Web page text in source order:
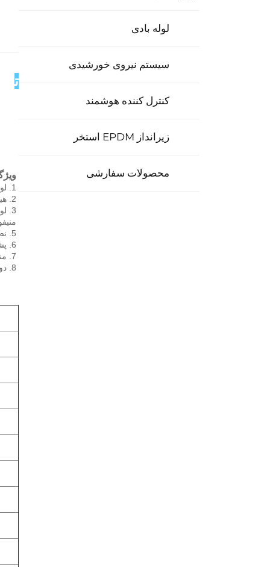
لوله بادی
سیستم نیروی خورشیدی
کنترل کننده هوشمند
زیرانداز EPDM استخر
محصولات سفارشی
1. لوله‌های شفاف دوگلاس: قابل اتکا، کارآمد، مقاوم در برابر دمای بالا، ضد یخ زدن.
2. هیچ آبی در لوله شفاف وجود ندارد، سیستم حتی اگر لوله شکسته شود همچنان کار خواهد کرد.
3. لوله U، کارآمدترین است.
5. نصب انعطاف‌پذیر، زاویه نصب از 0° تا 90°، نصب روی سقف و دیوار.
6. پشم سنگی/پشم شیشه‌ای مقاوم به دمای بالا، چگالی بالا، خواص عایق حرارتی خوب.
7. منیفولد مس با کیفیت بالا، فشار آزمایشی آن 1MPa است.
8. دوست دار طبیعت و اقتصادی، محیط زیست را بهبود می بخشد و هزینه سوخت شما را کاهش می دهد.